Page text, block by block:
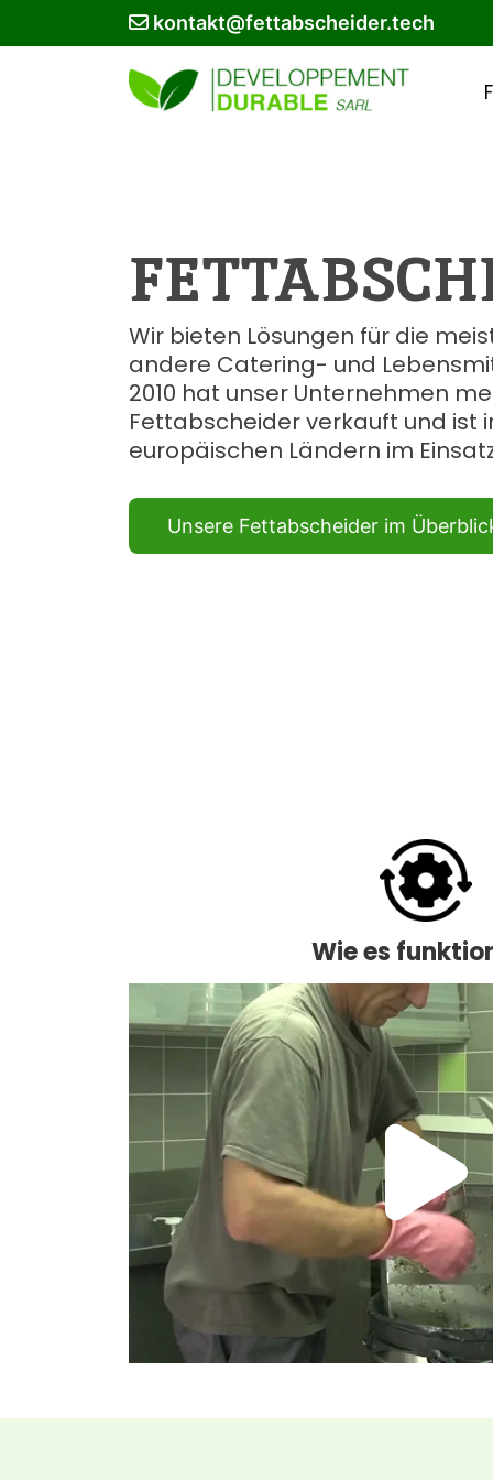
kontakt@fettabscheider.tech
Wir bieten Lösungen für die
andere Catering- und
2010 hat unser Unternehmen
Fettabscheider verkauft und ist
europäischen Ländern im
Unsere Fettabscheider im
Wie es